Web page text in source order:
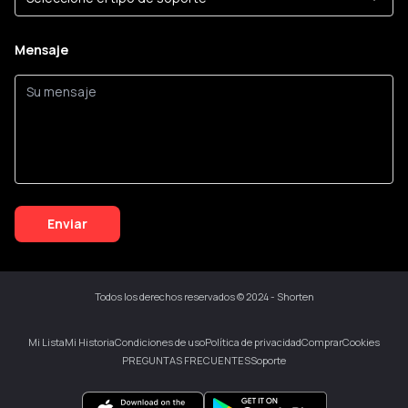
Mensaje
Enviar
Todos los derechos reservados © 2024 - Shorten
Mi ListaMi HistoriaCondiciones de usoPolítica de privacidadComprarCookies
PREGUNTAS FRECUENTESSoporte